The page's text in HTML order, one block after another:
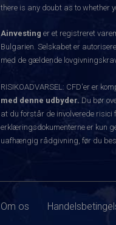
there is any doubt as to whether
Ainvesting er et registreret
Bulgarien. Selskabet er
med de gældende
RISIKOADVARSEL: CFD'er er
med denne udbyder. Du bør
at du forstår de involverede
erklæringsdokumenterne er kun
uafhængig rådgivning, før du
Om os